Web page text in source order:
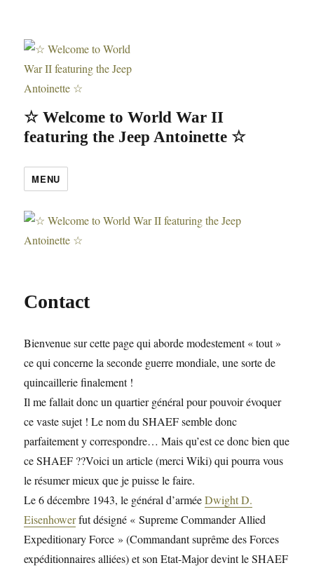
☆ Welcome to World War II
featuring the Jeep Antoinette ☆
MENU
Contact
Bienvenue sur cette page qui aborde modestement « tout »
ce qui concerne la seconde guerre mondiale, une sorte de
quincaillerie finalement !
Il me fallait donc un quartier général pour pouvoir évoquer
ce vaste sujet ! Le nom du SHAEF semble donc
parfaitement y correspondre… Mais qu’est ce donc bien que
ce SHAEF ??Voici un article (merci Wiki) qui pourra vous
le résumer mieux que je puisse le faire.
Le 6 décembre 1943, le général d’arméeDwight D.
Eisenhowerfut désigné « Supreme Commander Allied
Expeditionary Force » (Commandant suprême des Forces
expéditionnaires alliées) et son Etat-Major devint le SHAEF